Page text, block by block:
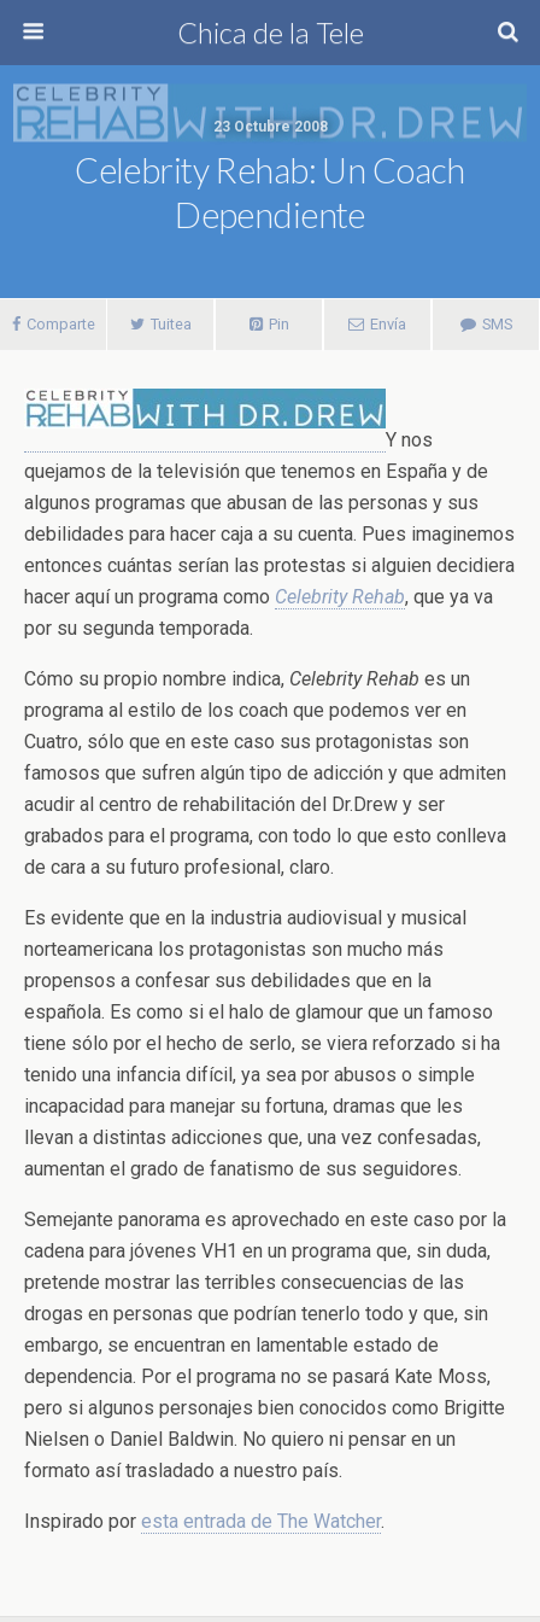
Chica de la Tele
23 Octubre 2008
Celebrity Rehab: Un Coach
Dependiente
Comparte Tuitea Pin Envía SMS
Y nos
quejamos de la televisión que tenemos en España y de
algunos programas que abusan de las personas y sus
debilidades para hacer caja a su cuenta. Pues imaginemos
entonces cuántas serían las protestas si alguien decidiera
hacer aquí un programa como Celebrity Rehab, que ya va
por su segunda temporada.
Cómo su propio nombre indica, Celebrity Rehab es un
programa al estilo de los coach que podemos ver en
Cuatro, sólo que en este caso sus protagonistas son
famosos que sufren algún tipo de adicción y que admiten
acudir al centro de rehabilitación del Dr.Drew y ser
grabados para el programa, con todo lo que esto conlleva
de cara a su futuro profesional, claro.
Es evidente que en la industria audiovisual y musical
norteamericana los protagonistas son mucho más
propensos a confesar sus debilidades que en la
española. Es como si el halo de glamour que un famoso
tiene sólo por el hecho de serlo, se viera reforzado si ha
tenido una infancia difícil, ya sea por abusos o simple
incapacidad para manejar su fortuna, dramas que les
llevan a distintas adicciones que, una vez confesadas,
aumentan el grado de fanatismo de sus seguidores.
Semejante panorama es aprovechado en este caso por la
cadena para jóvenes VH1 en un programa que, sin duda,
pretende mostrar las terribles consecuencias de las
drogas en personas que podrían tenerlo todo y que, sin
embargo, se encuentran en lamentable estado de
dependencia. Por el programa no se pasará Kate Moss,
pero si algunos personajes bien conocidos como Brigitte
Nielsen o Daniel Baldwin. No quiero ni pensar en un
formato así trasladado a nuestro país.
Inspirado por esta entrada de The Watcher.